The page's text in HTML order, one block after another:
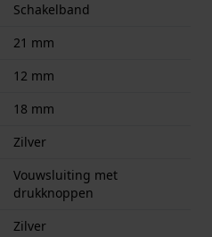
Schakelband
21 mm
12 mm
18 mm
Zilver
Vouwsluiting met
drukknoppen
Zilver